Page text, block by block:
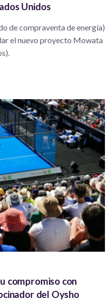
Unidos
de compraventa de energía)
el nuevo proyecto Mowata
compromiso con
del Oysho